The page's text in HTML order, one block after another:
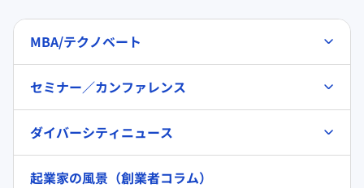
MBA/テクノベート
セミナー／カンファレンス
ダイバーシティニュース
起業家の風景（創業者コラム）